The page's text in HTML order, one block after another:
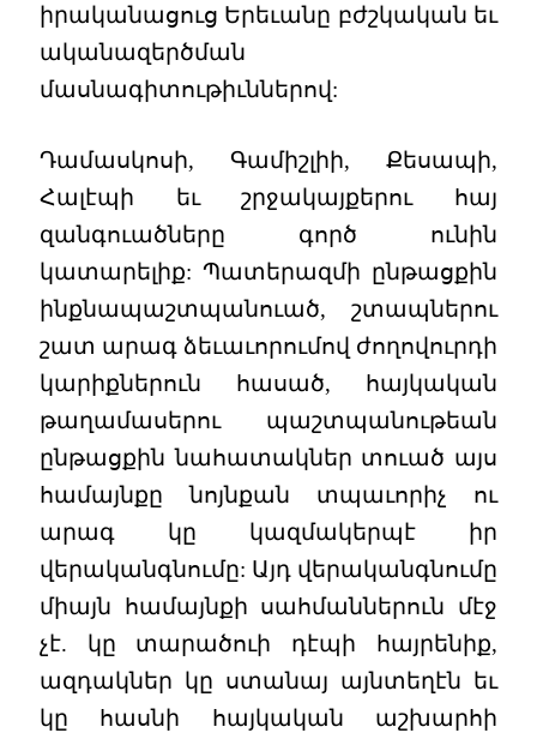
իրականացուց Երեւանը բժշկական եւ
ականազերծման
մասնագիտութիւններով:
Դամասկոսի, Գամիշլիի, Քեսապի,
Հալէպի եւ շրջակայքերու հայ
զանգուածները գործ ունին
կատարելիք: Պատերազմի ընթացքին
ինքնապաշտպանուած, շտապներու
շատ արագ ձեւաւորումով ժողովուրդի
կարիքներուն հասած, հայկական
թաղամասերու պաշտպանութեան
ընթացքին նահատակներ տուած այս
համայնքը նոյնքան տպաւորիչ ու
արագ կը կազմակերպէ իր
վերականգնումը: Այդ վերականգնումը
միայն համայնքի սահմաններուն մէջ
չէ. կը տարածուի դէպի հայրենիք,
ազդակներ կը ստանայ այնտեղէն եւ
կը հասնի հայկական աշխարհի